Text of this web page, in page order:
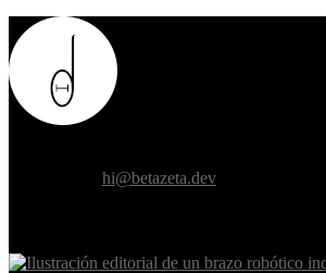
hi@betazeta.dev